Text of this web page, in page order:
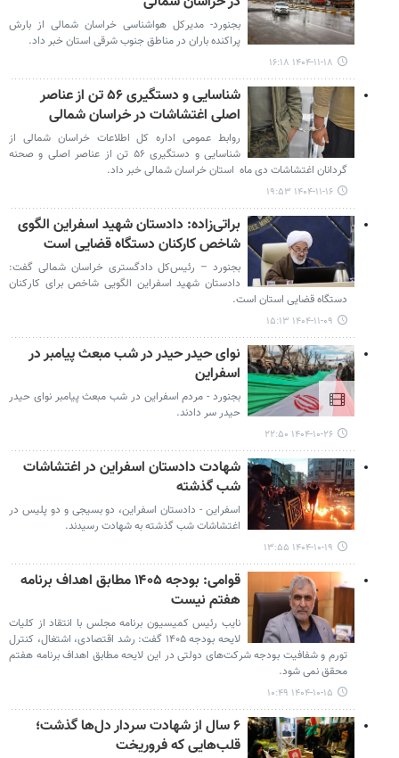
بجنورد- مدیرکل هواشناسی خراسان شمالی از بارش
پراکنده باران در مناطق جنوب شرقی استان خبر داد.
۱۴۰۴-۱۱-۱۸ ۱۶:۱۸
شناسایی و دستگیری ۵۶ تن از عناصر
اصلی اغتشاشات در خراسان شمالی
روابط عمومی اداره کل اطلاعات خراسان شمالی از
شناسایی و دستگیری ۵۶ تن از عناصر اصلی و صحنه
گردانان اغتشاشات دی ماه استان خراسان شمالی خبر داد.
۱۴۰۴-۱۱-۱۶ ۱۹:۵۳
براتی‌زاده: دادستان شهید اسفراین الگوی
شاخص کارکنان دستگاه قضایی است
بجنورد – رئیس‌کل دادگستری خراسان شمالی گفت:
دادستان شهید اسفراین الگویی شاخص برای کارکنان
دستگاه قضایی استان است.
۱۴۰۴-۱۱-۰۹ ۱۵:۱۳
نوای حیدر حیدر در شب مبعث پیامبر در
اسفراین
بجنورد - مردم اسفراین در شب مبعث پیامبر نوای حیدر
حیدر سر دادند.
۱۴۰۴-۱۰-۲۶ ۲۲:۵۰
شهادت دادستان اسفراین در اغتشاشات
شب گذشته
اسفراین - دادستان اسفراین، دو بسیجی و دو پلیس در
اغتشاشات شب گذشته به شهادت رسیدند.
۱۴۰۴-۱۰-۱۹ ۱۳:۵۵
قوامی: بودجه ۱۴۰۵ مطابق اهداف برنامه
هفتم نیست
نایب ‌رئیس کمیسیون برنامه مجلس با انتقاد از کلیات
لایحه بودجه ۱۴۰۵ گفت: رشد اقتصادی، اشتغال، کنترل
تورم و شفافیت بودجه شرکت‌های دولتی در این لایحه مطابق اهداف برنامه هفتم
محقق نمی شود.
۱۴۰۴-۱۰-۱۵ ۱۰:۴۹
۶ سال از شهادت سردار دل‌ها گذشت؛
قلب‌هایی که فروریخت